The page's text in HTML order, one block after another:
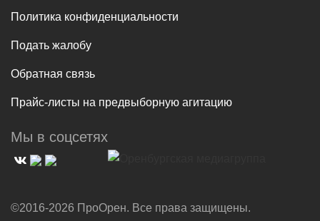
Политика конфиденциальности
Подать жалобу
Обратная связь
Прайс-листы на предвыборную агитацию
Мы в соцсетях
©2016-2026 ПроОрен. Все права защищены.